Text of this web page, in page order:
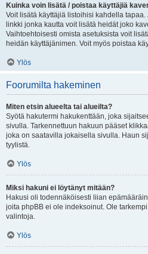
Kuinka voin lisätä / poistaa käyttäjiä
Voit lisätä käyttäjiä listoihisi kahdella
linkki jonka kautta voit lisätä heidät joko
Vaihtoehtoisesti omista asetuksista voit
heidän käyttäjänimen. Voit myös poistaa
Ylös
Foorumilta hakeminen
Miten etsin alueelta tai alueilta?
Syötä hakutermi hakukenttään, joka
sivulla. Tarkennettuun hakuun pääset
joka on saatavilla jokaisella sivulla. Haun
tyylistä.
Ylös
Miksi hakuni ei löytänyt mitään?
Hakusi oli todennäköisesti liian
joita phpBB ei ole indeksoinut. Ole
valintoja.
Ylös